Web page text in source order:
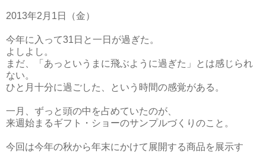
2013年2月1日（金）
今年に入って31日と一日が過ぎた。
よしよし。
まだ、「あっというまに飛ぶように過ぎた」とは感じられ
ない。
ひと月十分に過ごした、という時間の感覚がある。
一月、ずっと頭の中を占めていたのが、
来週始まるギフト・ショーのサンプルづくりのこと。
今回は今年の秋から年末にかけて展開する商品を展示す